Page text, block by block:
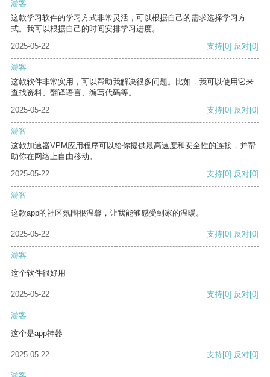
游客
这款学习软件的学习方式非常灵活，可以根据自己的需求选择学习方
式。我可以根据自己的时间安排学习进度。
2025-05-22
支持[0] 反对[0]
游客
这款软件非常实用，可以帮助我解决很多问题。比如，我可以使用它来
查找资料、翻译语言、编写代码等。
2025-05-22
支持[0] 反对[0]
游客
这款加速器VPM应用程序可以给你提供最高速度和安全性的连接，并帮
助你在网络上自由移动。
2025-05-22
支持[0] 反对[0]
游客
这款app的社区氛围很温馨，让我能够感受到家的温暖。
2025-05-22 支持[0] 反对[0]
游客
这个软件很好用
2025-05-22 支持[0] 反对[0]
游客
这个是app神器
2025-05-22 支持[0] 反对[0]